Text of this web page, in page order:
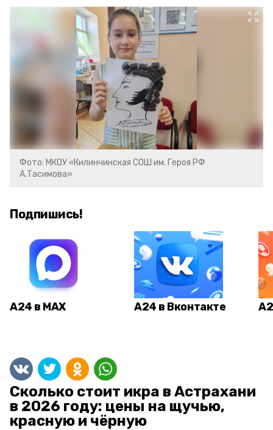
Фото: МКОУ «Килинчинская СОШ им. Героя РФ
А.Тасимова»
Подпишись!
А24 в MAX А24 в Вконтакте
Сколько стоит икра в Астрахани
в 2026 году: цены на щучью,
красную и чёрную